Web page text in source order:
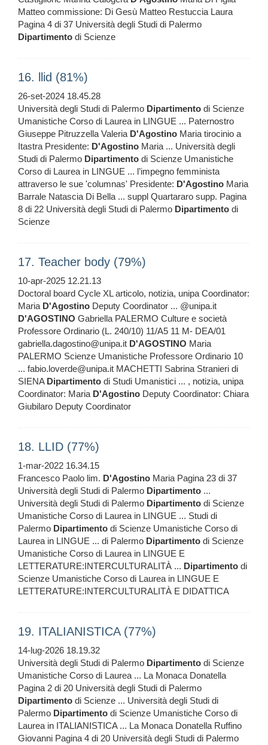
Matteo commissione: Di Gesù Matteo Restuccia Laura
Pagina 4 di 37 Università degli Studi di Palermo
Dipartimento di Scienze
16. llid (81%)
26-set-2024 18.45.28
Università degli Studi di Palermo Dipartimento di Scienze
Umanistiche Corso di Laurea in LINGUE ... Paternostro
Giuseppe Pitruzzella Valeria D'Agostino Maria tirocinio a
Itastra Presidente: D'Agostino Maria ... Università degli
Studi di Palermo Dipartimento di Scienze Umanistiche
Corso di Laurea in LINGUE ... l’impegno femminista
attraverso le sue 'columnas' Presidente: D'Agostino Maria
Barrale Natascia Di Bella ... suppl Quartararo supp. Pagina
8 di 22 Università degli Studi di Palermo Dipartimento di
Scienze
17. Teacher body (79%)
10-apr-2025 12.21.13
Doctoral board Cycle XL articolo, notizia, unipa Coordinator:
Maria D'Agostino Deputy Coordinator ... @unipa.it
D'AGOSTINO Gabriella PALERMO Culture e società
Professore Ordinario (L. 240/10) 11/A5 11 M- DEA/01
gabriella.dagostino@unipa.it D'AGOSTINO Maria
PALERMO Scienze Umanistiche Professore Ordinario 10
... fabio.loverde@unipa.it MACHETTI Sabrina Stranieri di
SIENA Dipartimento di Studi Umanistici ... , notizia, unipa
Coordinator: Maria D'Agostino Deputy Coordinator: Chiara
Giubilaro Deputy Coordinator
18. LLID (77%)
1-mar-2022 16.34.15
Francesco Paolo lim. D'Agostino Maria Pagina 23 di 37
Università degli Studi di Palermo Dipartimento ...
Università degli Studi di Palermo Dipartimento di Scienze
Umanistiche Corso di Laurea in LINGUE ... Studi di
Palermo Dipartimento di Scienze Umanistiche Corso di
Laurea in LINGUE ... di Palermo Dipartimento di Scienze
Umanistiche Corso di Laurea in LINGUE E
LETTERATURE:INTERCULTURALITÀ ... Dipartimento di
Scienze Umanistiche Corso di Laurea in LINGUE E
LETTERATURE:INTERCULTURALITÀ E DIDATTICA
19. ITALIANISTICA (77%)
14-lug-2026 18.19.32
Università degli Studi di Palermo Dipartimento di Scienze
Umanistiche Corso di Laurea ... La Monaca Donatella
Pagina 2 di 20 Università degli Studi di Palermo
Dipartimento di Scienze ... Università degli Studi di
Palermo Dipartimento di Scienze Umanistiche Corso di
Laurea in ITALIANISTICA ... La Monaca Donatella Ruffino
Giovanni Pagina 4 di 20 Università degli Studi di Palermo